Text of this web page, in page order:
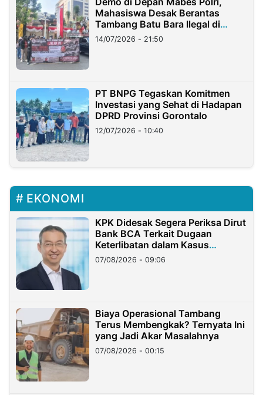
Mahasiswa Desak Berantas
Tambang Batu Bara Ilegal di
Lampung
14/07/2026 - 21:50
PT BNPG Tegaskan Komitmen
Investasi yang Sehat di Hadapan
DPRD Provinsi Gorontalo
12/07/2026 - 10:40
EKONOMI
KPK Didesak Segera Periksa Dirut
Bank BCA Terkait Dugaan
Keterlibatan dalam Kasus
Hilangnya Dana Nasabah Rp2,58
Miliar
07/08/2026 - 09:06
Biaya Operasional Tambang
Terus Membengkak? Ternyata Ini
yang Jadi Akar Masalahnya
07/08/2026 - 00:15